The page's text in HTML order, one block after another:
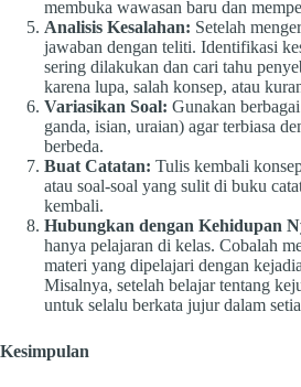
membuka wawasan baru dan
Analisis Kesalahan: Setelah
jawaban dengan teliti. Identifikasi
sering dilakukan dan cari tahu
karena lupa, salah konsep, atau
Variasikan Soal: Gunakan
ganda, isian, uraian) agar terbiasa
berbeda.
Buat Catatan: Tulis kembali
atau soal-soal yang sulit di buku
kembali.
Hubungkan dengan Kehidupan
hanya pelajaran di kelas. Cobalah
materi yang dipelajari dengan
Misalnya, setelah belajar tentang
untuk selalu berkata jujur dalam
Kesimpulan